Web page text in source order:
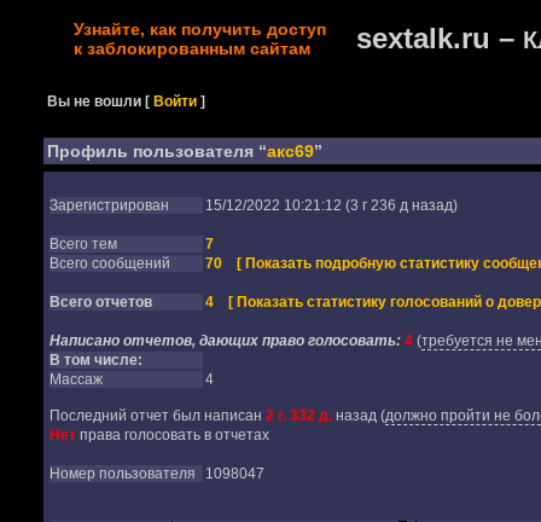
Узнайте, как получить доступ
к заблокированным сайтам
sextalk.ru –
Вы не вошли [Войти ]
Профиль пользователя “акс69”
Зарегистрирован 15/12/2022 10:21:12 (3 г 236 д назад)
Всего тем
7
Всего сообщений
70 [ Показать подробную статистику
Всего отчетов 4 [ Показать статистику голосований о
Написано отчетов, дающих право голосовать: 4(требуется не
В том числе:
Массаж
4
Последний отчет был написан 2 г. 332 д.назад(должно пройти не
Нетправа голосовать в отчетах
Номер пользователя 1098047